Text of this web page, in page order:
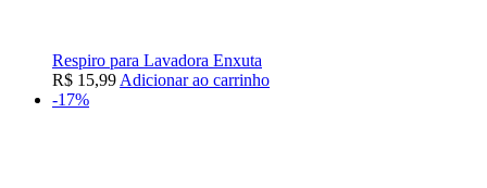
Respiro para Lavadora Enxuta
R$ 15,99 Adicionar ao carrinho
-17%